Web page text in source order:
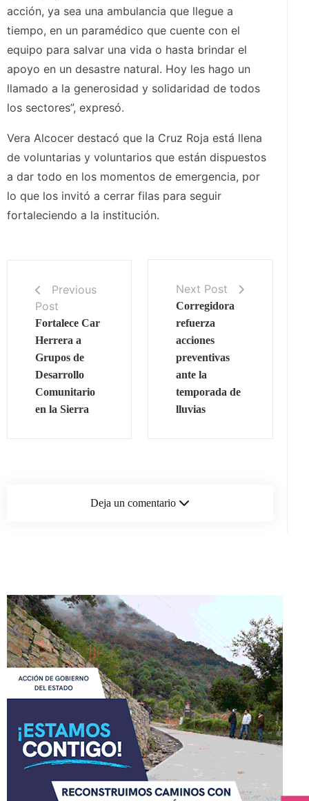
acción, ya sea una ambulancia que llegue a
tiempo, en un paramédico que cuente con el
equipo para salvar una vida o hasta brindar el
apoyo en un desastre natural. Hoy les hago un
llamado a la generosidad y solidaridad de todos
los sectores”, expresó.
Vera Alcocer destacó que la Cruz Roja está llena
de voluntarias y voluntarios que están dispuestos
a dar todo en los momentos de emergencia, por
lo que los invitó a cerrar filas para seguir
fortaleciendo a la institución.
Previous
Post
Fortalece Car
Herrera a
Grupos de
Desarrollo
Comunitario
en la Sierra
Next Post
Corregidora
refuerza
acciones
preventivas
ante la
temporada de
lluvias
Deja un comentario